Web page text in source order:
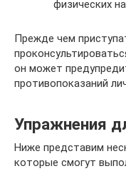
физических
Прежде чем
он может
противопоказаний
Упражнения
Ниже представим
которые смогут